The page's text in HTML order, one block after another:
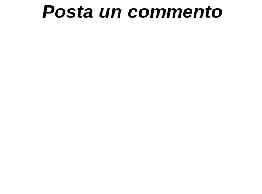
Posta un commento